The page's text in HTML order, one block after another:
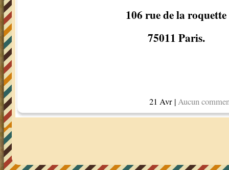
106 rue de la roquette
75011 Paris.
21 Avr |Aucun